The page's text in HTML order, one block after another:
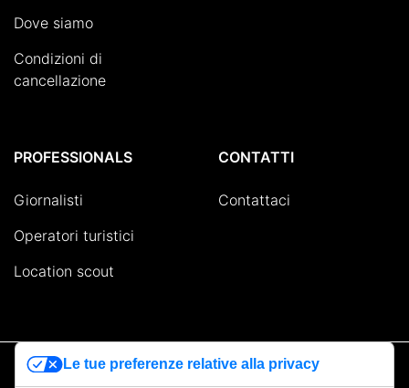
Dove siamo
Condizioni di
cancellazione
PROFESSIONALS
Giornalisti
Operatori turistici
Location scout
CONTATTI
Contattaci
Le tue preferenze relative alla privacy